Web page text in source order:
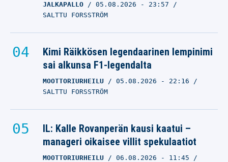
JALKAPALLO 05.08.2026 - 23:57
SALTTU FORSSTRÖM
Kimi Räikkösen legendaarinen lempinimi
sai alkunsa F1-legendalta
MOOTTORIURHEILU 05.08.2026 - 22:16
SALTTU FORSSTRÖM
IL: Kalle Rovanperän kausi kaatui –
manageri oikaisee villit spekulaatiot
MOOTTORIURHEILU 06.08.2026 - 11:45